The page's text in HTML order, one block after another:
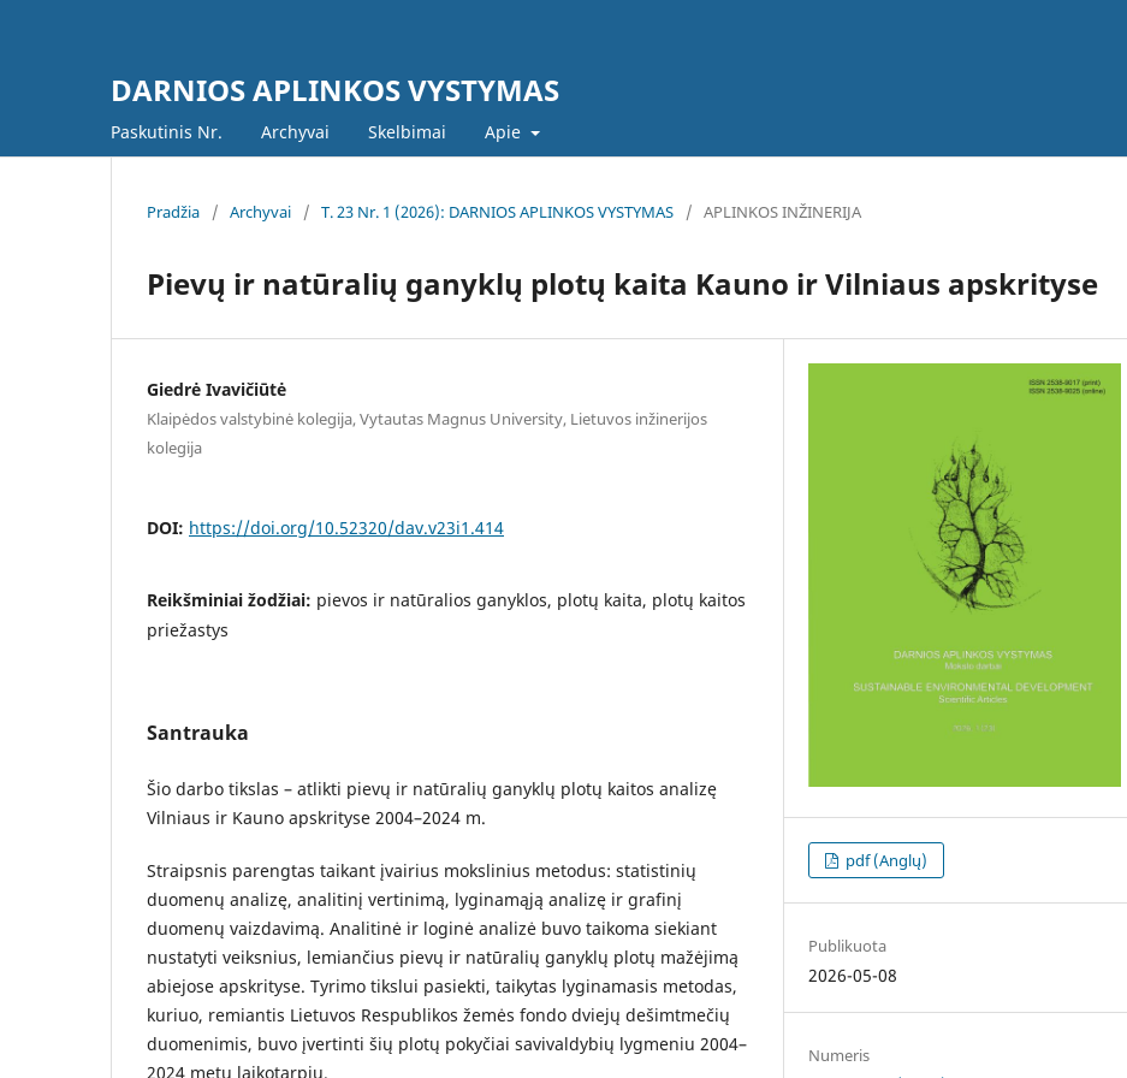
DARNIOS APLINKOS VYSTYMAS
Paskutinis Nr. Archyvai Skelbimai Apie
Pradžia / Archyvai / T. 23 Nr. 1 (2026): DARNIOS APLINKOS VYSTYMAS / APLINKOS INŽINERIJA
Pievų ir natūralių ganyklų plotų kaita Kauno ir Vilniaus apskrityse
Giedrė Ivavičiūtė
Klaipėdos valstybinė kolegija, Vytautas Magnus University, Lietuvos inžinerijos
kolegija
DOI: https://doi.org/10.52320/dav.v23i1.414
Reikšminiai žodžiai: pievos ir natūralios ganyklos, plotų kaita, plotų kaitos
priežastys
Santrauka
Šio darbo tikslas – atlikti pievų ir natūralių ganyklų plotų kaitos analizę
Vilniaus ir Kauno apskrityse 2004–2024 m.
Straipsnis parengtas taikant įvairius mokslinius metodus: statistinių
duomenų analizę, analitinį vertinimą, lyginamąją analizę ir grafinį
duomenų vaizdavimą. Analitinė ir loginė analizė buvo taikoma siekiant
nustatyti veiksnius, lemiančius pievų ir natūralių ganyklų plotų mažėjimą
abiejose apskrityse. Tyrimo tikslui pasiekti, taikytas lyginamasis metodas,
kuriuo, remiantis Lietuvos Respublikos žemės fondo dviejų dešimtmečių
duomenimis, buvo įvertinti šių plotų pokyčiai savivaldybių lygmeniu 2004–
2024 metų laikotarpiu.
pdf (Anglų)
Publikuota
2026-05-08
Numeris